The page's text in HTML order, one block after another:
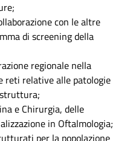
con le altre
di screening della
regionale nella
reti relative alle patologie
e Chirurgia, delle
in Oftalmologia;
per la popolazione